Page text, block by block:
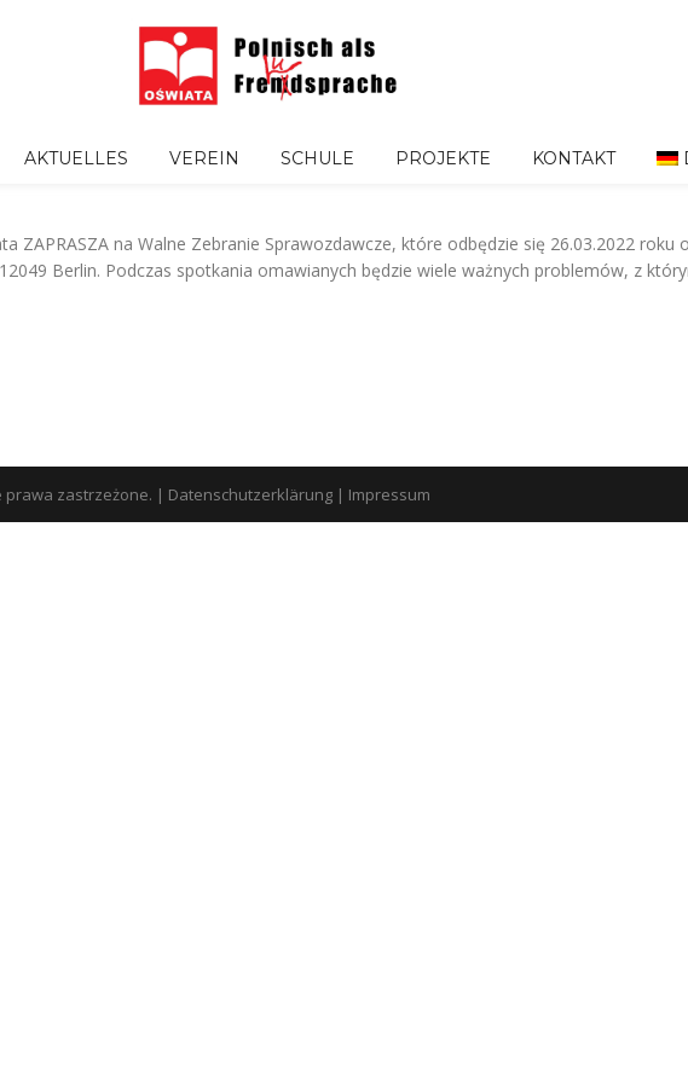
AKTUELLES VEREIN SCHULE PROJEKTE KONTAKT
ZAPRASZA na Walne Zebranie Sprawozdawcze, które odbędzie się 26.03.2022 roku
Berlin. Podczas spotkania omawianych będzie wiele ważnych problemów, z
prawa zastrzeżone. | Datenschutzerklärung | Impressum